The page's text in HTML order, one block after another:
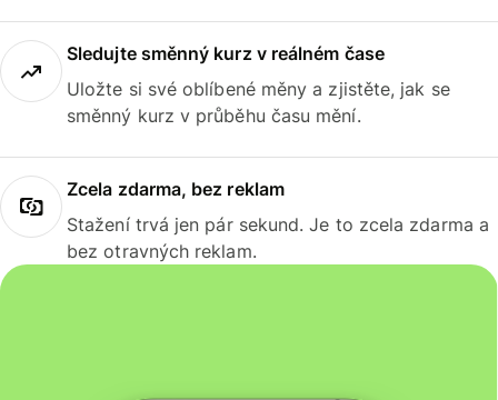
Sledujte směnný kurz v reálném čase
Uložte si své oblíbené měny a zjistěte, jak se
směnný kurz v průběhu času mění.
Zcela zdarma, bez reklam
Stažení trvá jen pár sekund. Je to zcela zdarma a
bez otravných reklam.